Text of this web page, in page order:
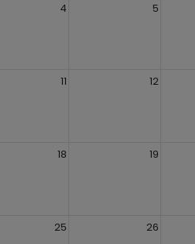
4 5
11 12
18 19
25 26